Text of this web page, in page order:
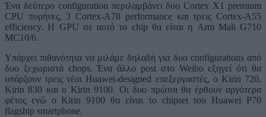
Ένα δεύτερο configuration περιλαμβάνει δυο Cortex X1 premium
CPU πυρήνες, 3 Cortex-A78 performance και τρεις Cortex-A55
efficiency. Η GPU σε αυτό το chip θα είναι η Arm Mali G710
MC10/6.
Υπάρχει πιθανότητα να μιλάμε δηλαδή για δυο configurations από
δυο ξεχωριστά chops. Ένα άλλο post στο Weibo εξηγεί ότι θα
υπάρξουν τρεις νέοι Huawei-designed επεξεργαστές, ο Kirin 720,
Kirin 830 και ο Kirin 9100. Οι δυο πρώτοι θα έρθουν αργότερα
φέτος ενώ ο Kirin 9100 θα είναι το chipset του Huawei P70
flagship smartphone.